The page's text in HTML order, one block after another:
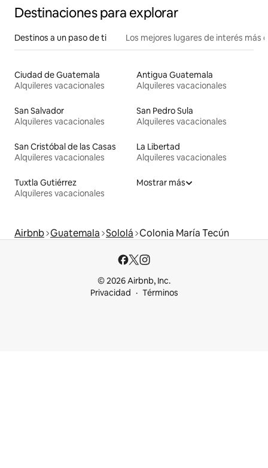
Destinaciones para explorar
Destinos a un paso de ti Los mejores lugares de interés más
Ciudad de Guatemala
Alquileres vacacionales
Antigua Guatemala
Alquileres vacacionales
San Salvador
Alquileres vacacionales
San Pedro Sula
Alquileres vacacionales
San Cristóbal de las Casas
Alquileres vacacionales
La Libertad
Alquileres vacacionales
Tuxtla Gutiérrez
Alquileres vacacionales
Mostrar más
Airbnb Guatemala Sololá Colonia María Tecún
© 2026 Airbnb, Inc.
Privacidad
Términos